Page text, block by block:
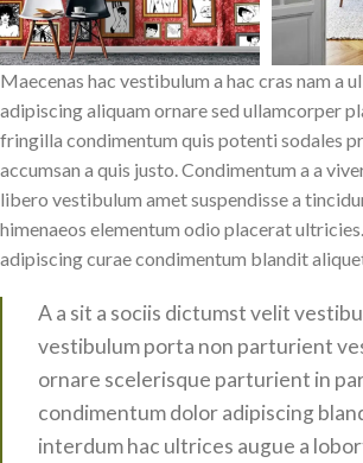
Maecenas hac vestibulum a hac cras nam a
adipiscing aliquam ornare sed ullamcorper
fringilla condimentum quis potenti sodales
accumsan a quis justo. Condimentum a a
libero vestibulum amet suspendisse a
himenaeos elementum odio placerat
adipiscing curae condimentum blandit
A a sit a sociis dictumst velit
vestibulum porta non parturient
ornare scelerisque parturient in
condimentum dolor adipiscing
interdum hac ultrices augue a